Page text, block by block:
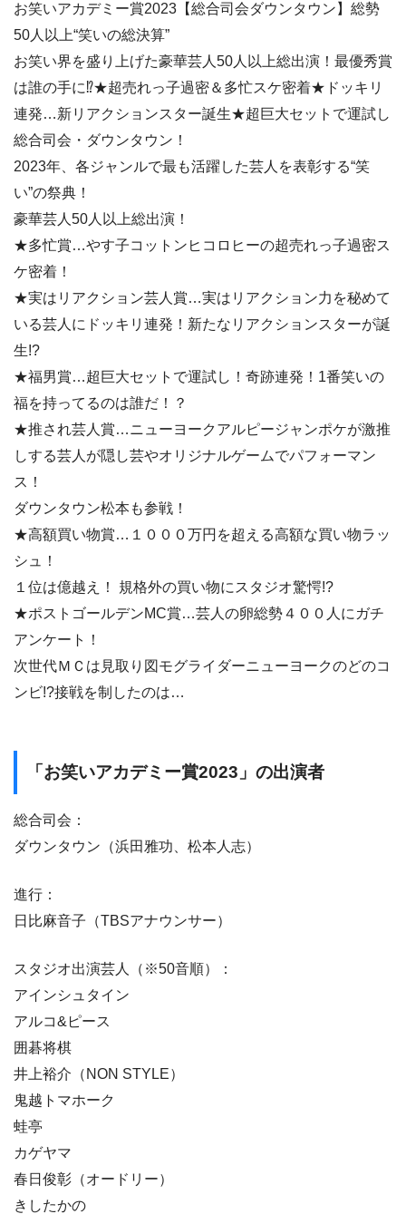
お笑いアカデミー賞2023【総合司会ダウンタウン】総勢
50人以上“笑いの総決算”
お笑い界を盛り上げた豪華芸人50人以上総出演！最優秀賞
は誰の手に⁉★超売れっ子過密＆多忙スケ密着★ドッキリ
連発…新リアクションスター誕生★超巨大セットで運試し
総合司会・ダウンタウン！
2023年、各ジャンルで最も活躍した芸人を表彰する“笑
い”の祭典！
豪華芸人50人以上総出演！
★多忙賞…やす子コットンヒコロヒーの超売れっ子過密ス
ケ密着！
★実はリアクション芸人賞…実はリアクション力を秘めて
いる芸人にドッキリ連発！新たなリアクションスターが誕
生!?
★福男賞…超巨大セットで運試し！奇跡連発！1番笑いの
福を持ってるのは誰だ！？
★推され芸人賞…ニューヨークアルピージャンポケが激推
しする芸人が隠し芸やオリジナルゲームでパフォーマン
ス！
ダウンタウン松本も参戦！
★高額買い物賞…１０００万円を超える高額な買い物ラッ
シュ！
１位は億越え！ 規格外の買い物にスタジオ驚愕!?
★ポストゴールデンMC賞…芸人の卵総勢４００人にガチ
アンケート！
次世代ＭＣは見取り図モグライダーニューヨークのどのコ
ンビ!?接戦を制したのは…
「お笑いアカデミー賞2023」の出演者
総合司会：
ダウンタウン（浜田雅功、松本人志）
進行：
日比麻音子（TBSアナウンサー）
スタジオ出演芸人（※50音順）：
アインシュタイン
アルコ&ピース
囲碁将棋
井上裕介（NON STYLE）
鬼越トマホーク
蛙亭
カゲヤマ
春日俊彰（オードリー）
きしたかの